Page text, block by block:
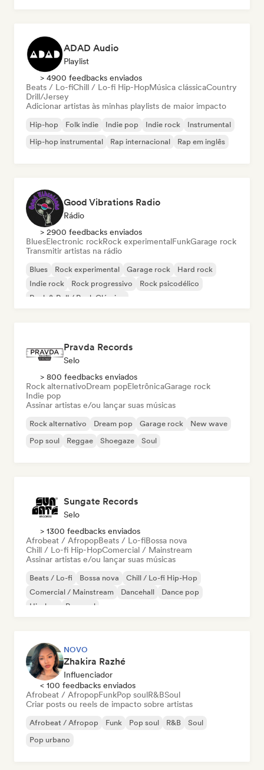
ADAD Audio
Playlist
> 4900 feedbacks enviados
Beats / Lo-fiChill / Lo-fi Hip-HopMúsica clássicaCountry
Drill/Jersey
Adicionar artistas às minhas playlists de maior impacto
Hip-hop Folk indie Indie pop Indie rock
Instrumental
Hip-hop instrumental
Rap internacional Rap em inglês
Good Vibrations Radio
Rádio
> 2900 feedbacks enviados
BluesElectronic rockRock experimentalFunkGarage rock
Transmitir artistas na rádio
Blues Rock experimental Garage rock
Hard rock
Indie rock
Rock progressivo
Rock psicodélico
Rock & Roll / Rock Clássico
Pravda Records
Selo
> 800 feedbacks enviados
Rock alternativoDream popEletrônicaGarage rock
Indie pop
Assinar artistas e/ou lançar suas músicas
Rock alternativo Dream pop Garage rock
New wave
Pop soul
Reggae Shoegaze Soul
Sungate Records
Selo
> 1300 feedbacks enviados
Afrobeat / AfropopBeats / Lo-fiBossa nova
Chill / Lo-fi Hip-HopComercial / Mainstream
Assinar artistas e/ou lançar suas músicas
Beats / Lo-fi Bossa nova
Chill / Lo-fi Hip-Hop
Comercial / Mainstream
Dancehall
Dance pop
Hip-hop
Pop soul
NOVO
Zhakira Razhé
Influenciador
< 100 feedbacks enviados
Afrobeat / AfropopFunkPop soulR&BSoul
Criar posts ou reels de impacto sobre artistas
Afrobeat / Afropop Funk Pop soul R&B
Soul
Pop urbano